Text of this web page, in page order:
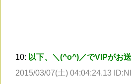
10: 以下、＼(^o^)／でVIPがお
2015/03/07(土) 04:04:24.13